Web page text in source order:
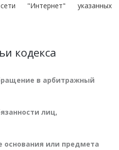
сети "Интернет" указанных
кодекса
в арбитражный
лиц,
основания или предмета